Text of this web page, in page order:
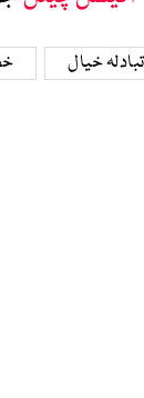
تبادلہ خیال